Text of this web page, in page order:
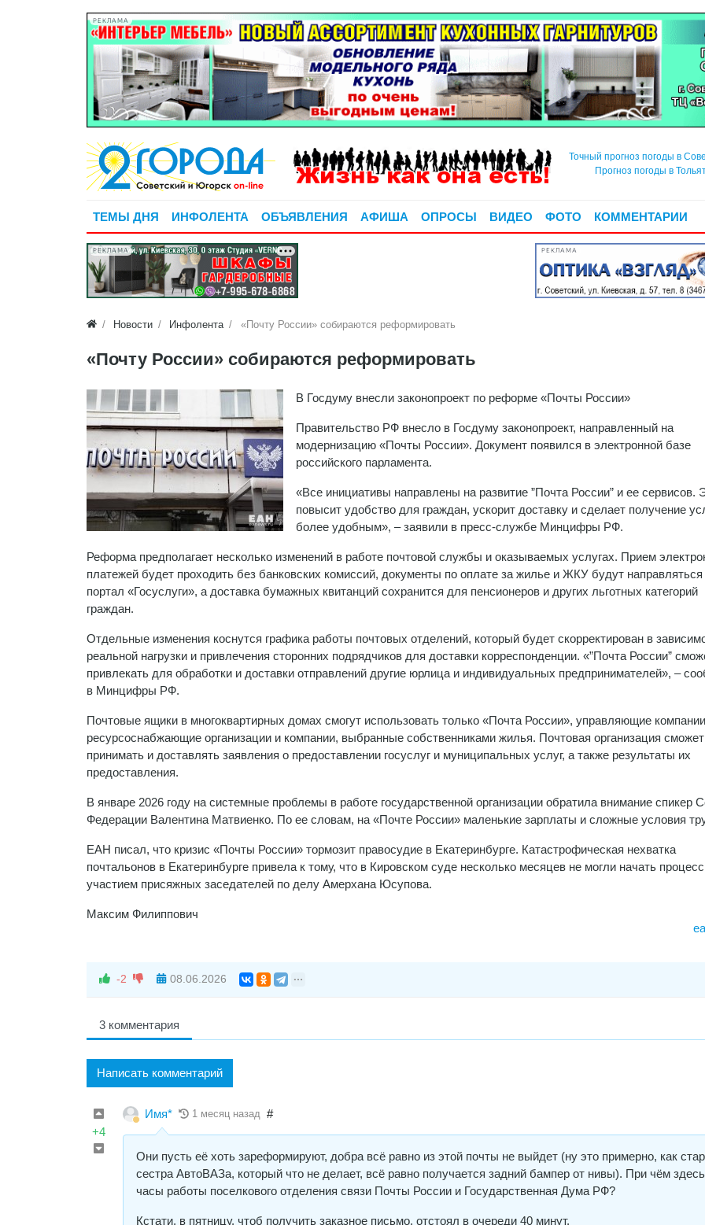
РЕКЛАМА
Точный прогноз погоды в
Прогноз погоды в
ТЕМЫ ДНЯ ИНФОЛЕНТА ОБЪЯВЛЕНИЯ АФИША ОПРОСЫ ВИДЕО ФОТО КОММЕНТАРИИ
РЕКЛАМА РЕКЛАМА
Новости Инфолента «Почту России» собираются реформировать
«Почту России» собираются реформировать
В Госдуму внесли законопроект по реформе «Почты России»
Правительство РФ внесло в Госдуму законопроект, направленный на
модернизацию «Почты России». Документ появился в электронной базе
российского парламента.
«Все инициативы направлены на развитие ”Почта России” и ее сервисов.
повысит удобство для граждан, ускорит доставку и сделает получение
более удобным», – заявили в пресс-службе Минцифры РФ.
Реформа предполагает несколько изменений в работе почтовой службы и оказываемых услугах. Прием
платежей будет проходить без банковских комиссий, документы по оплате за жилье и ЖКУ будут направляться
портал «Госуслуги», а доставка бумажных квитанций сохранится для пенсионеров и других льготных категорий
граждан.
Отдельные изменения коснутся графика работы почтовых отделений, который будет скорректирован в
реальной нагрузки и привлечения сторонних подрядчиков для доставки корреспонденции. «”Почта России”
привлекать для обработки и доставки отправлений другие юрлица и индивидуальных предпринимателей», –
в Минцифры РФ.
Почтовые ящики в многоквартирных домах смогут использовать только «Почта России», управляющие
ресурсоснабжающие организации и компании, выбранные собственниками жилья. Почтовая организация сможет
принимать и доставлять заявления о предоставлении госуслуг и муниципальных услуг, а также результаты их
предоставления.
В январе 2026 году на системные проблемы в работе государственной организации обратила внимание спикер
Федерации Валентина Матвиенко. По ее словам, на «Почте России» маленькие зарплаты и сложные условия
ЕАН писал, что кризис «Почты России» тормозит правосудие в Екатеринбурге. Катастрофическая нехватка
почтальонов в Екатеринбурге привела к тому, что в Кировском суде несколько месяцев не могли начать
участием присяжных заседателей по делу Амерхана Юсупова.
Максим Филиппович
-2 08.06.2026
3 комментария
Написать комментарий
+4
Имя* 1 месяц назад #
Они пусть её хоть зареформируют, добра всё равно из этой почты не выйдет (ну это примерно, как
сестра АвтоВАЗа, который что не делает, всё равно получается задний бампер от нивы). При чём здесь
часы работы поселкового отделения связи Почты России и Государственная Дума РФ?
Кстати, в пятницу, чтоб получить заказное письмо, отстоял в очереди 40 минут.